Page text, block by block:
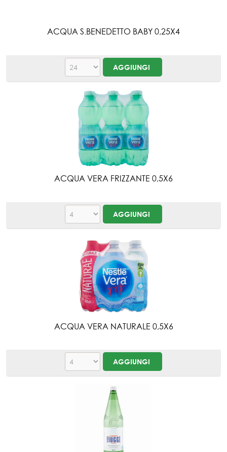
ACQUA S.BENEDETTO BABY 0,25X4
ACQUA VERA FRIZZANTE 0,5X6
ACQUA VERA NATURALE 0,5X6